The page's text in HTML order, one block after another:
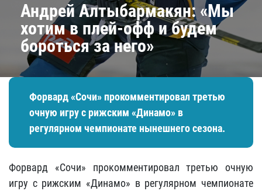
Андрей Алтыбармакян: «Мы
хотим в плей-офф и будем
бороться за него»
Форвард «Сочи» прокомментировал третью
очную игру с рижским «Динамо» в
регулярном чемпионате нынешнего сезона.
Форвард «Сочи» прокомментировал третью очную
игру с рижским «Динамо» в регулярном чемпионате